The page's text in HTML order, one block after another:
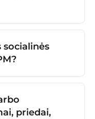
ir įmokų
bei
socialinės
taikant
priedai,